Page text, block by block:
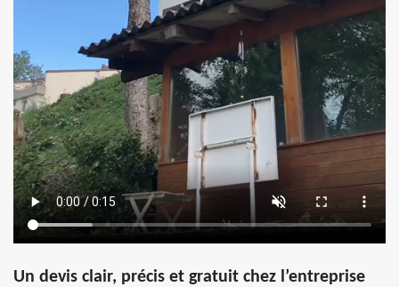
Un devis clair, précis et gratuit chez l’entreprise